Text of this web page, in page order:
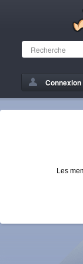
Connexion
Les